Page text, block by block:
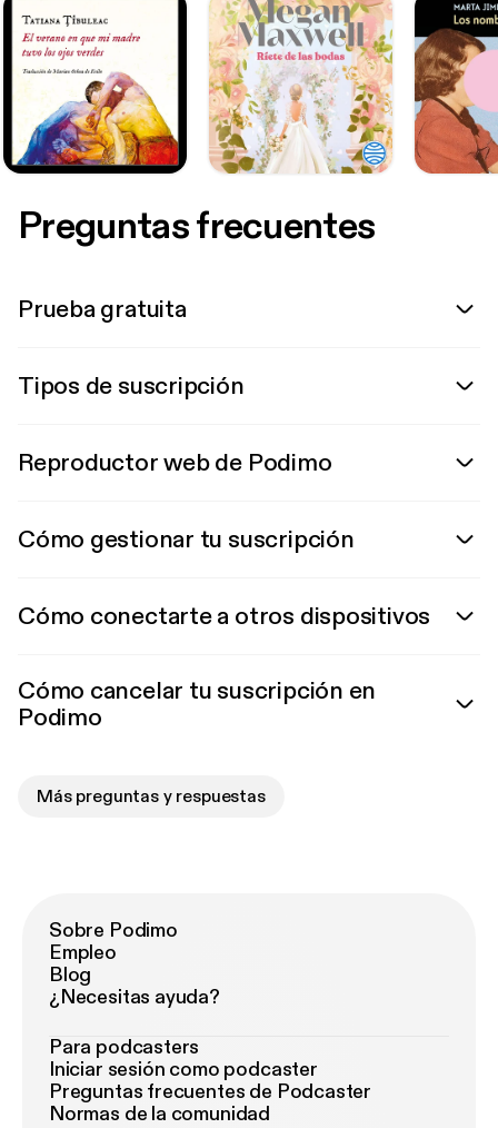
Preguntas frecuentes
Prueba gratuita
Tipos de suscripción
Reproductor web de Podimo
Cómo gestionar tu suscripción
Cómo conectarte a otros dispositivos
Cómo cancelar tu suscripción en
Podimo
Más preguntas y respuestas
Sobre Podimo
Empleo
Blog
¿Necesitas ayuda?
Para podcasters
Iniciar sesión como podcaster
Preguntas frecuentes de Podcaster
Normas de la comunidad